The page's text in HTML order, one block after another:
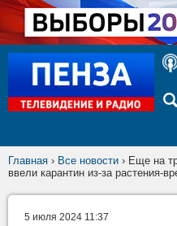
Главная › Все новости › Еще на
ввели карантин из-за растения-
5 июля 2024 11:37